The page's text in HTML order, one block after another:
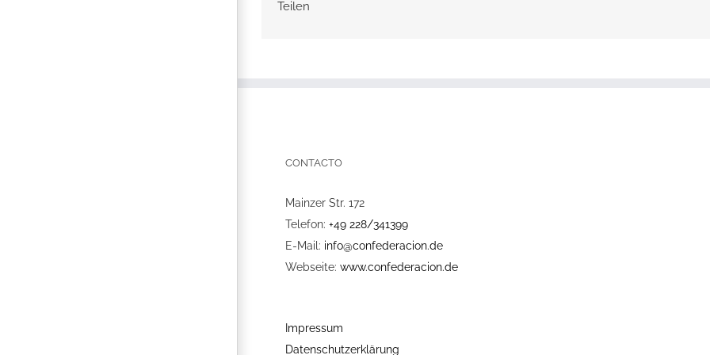
Teilen
CONTACTO
Mainzer Str. 172
Telefon: +49 228/341399
E-Mail: info@confederacion.de
Webseite: www.confederacion.de
Impressum
Datenschutzerklärung